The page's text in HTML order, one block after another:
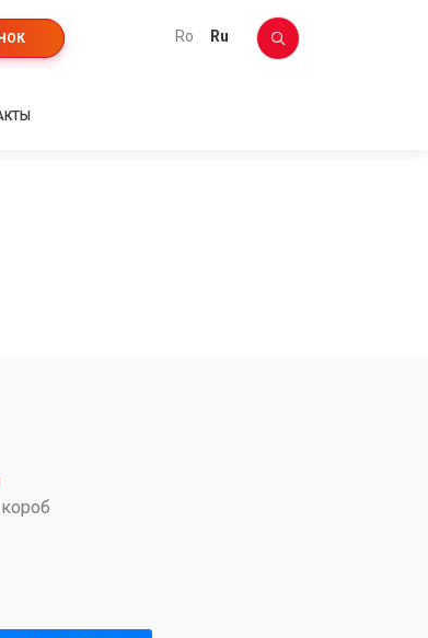
ro ru